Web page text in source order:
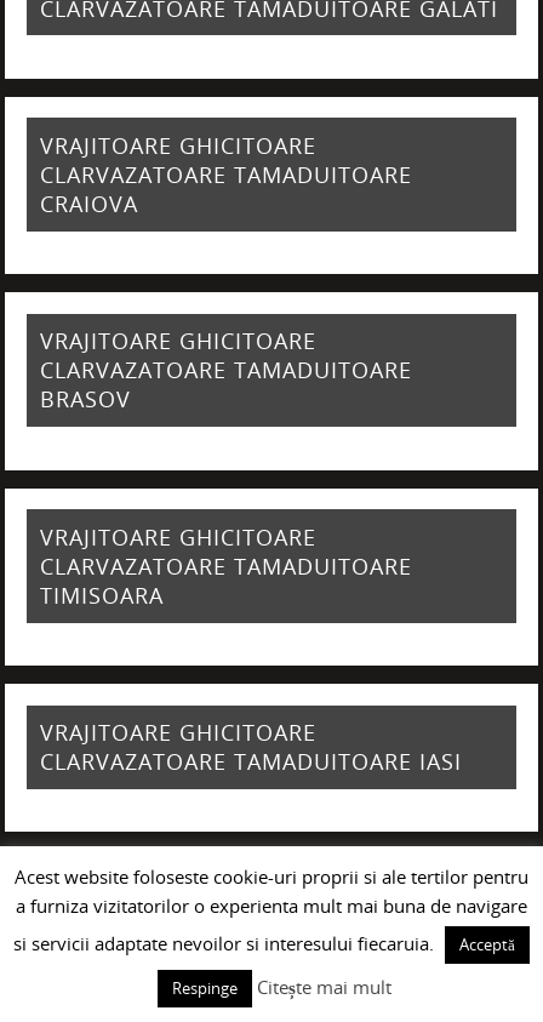
CLARVAZATOARE TAMADUITOARE GALATI
VRAJITOARE GHICITOARE
CLARVAZATOARE TAMADUITOARE
CRAIOVA
VRAJITOARE GHICITOARE
CLARVAZATOARE TAMADUITOARE
BRASOV
VRAJITOARE GHICITOARE
CLARVAZATOARE TAMADUITOARE
TIMISOARA
VRAJITOARE GHICITOARE
CLARVAZATOARE TAMADUITOARE IASI
VRAJITOARE GHICITOARE
CLARVAZATOARE TAMADUITOARE CLUJ
NAPOCA
Acest website foloseste cookie-uri proprii si ale tertilor pentru
a furniza vizitatorilor o experienta mult mai buna de navigare
si servicii adaptate nevoilor si interesului fiecaruia.
Acceptă
Respinge
Citește mai mult